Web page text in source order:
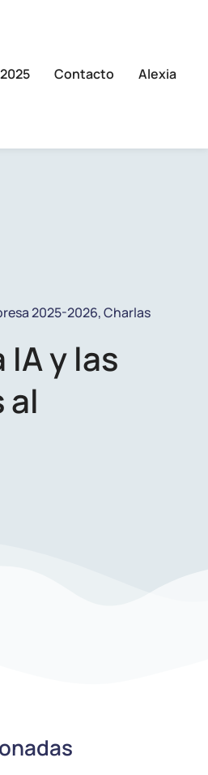
Contacto Alexia
2025-2026,Charlas
IA y las
al